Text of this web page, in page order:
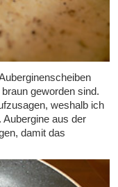
geworden sind.
weshalb ich
aus der
damit das